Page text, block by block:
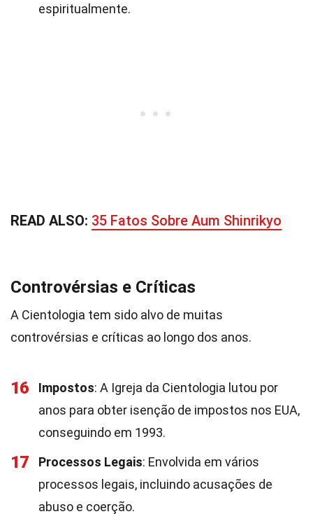
espiritualmente.
READ ALSO: 35 Fatos Sobre Aum Shinrikyo
Controvérsias e Críticas
A Cientologia tem sido alvo de muitas
controvérsias e críticas ao longo dos anos.
16 Impostos: A Igreja da Cientologia lutou por
anos para obter isenção de impostos nos EUA,
conseguindo em 1993.
17 Processos Legais: Envolvida em vários
processos legais, incluindo acusações de
abuso e coerção.